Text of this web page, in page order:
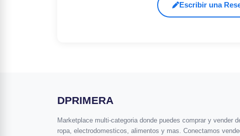
Escribir una
DPRIMERA
Marketplace multi-categoria donde puedes comprar y vender
ropa, electrodomesticos, alimentos y mas. Conectamos